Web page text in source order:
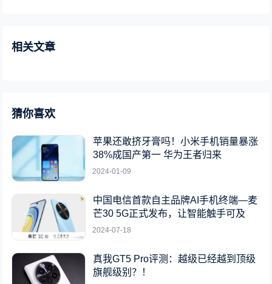
相关文章
猜你喜欢
苹果还敢挤牙膏吗！小米手机销量暴涨
38%成国产第一 华为王者归来
2024-01-09
中国电信首款自主品牌AI手机终端—麦
芒30 5G正式发布，让智能触手可及
2024-07-18
真我GT5 Pro评测：越级已经越到顶级
旗舰级别？！